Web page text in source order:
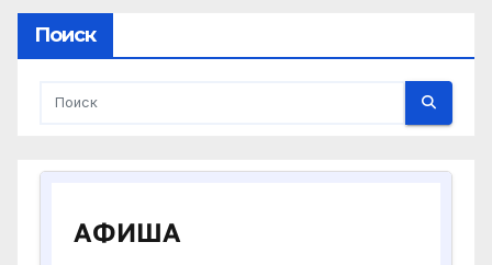
Поиск